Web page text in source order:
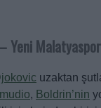
Yeni Malatyaspor
uzaktan
, Boldrin’nin